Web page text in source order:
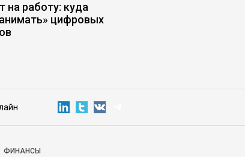
на работу: куда
цифровых
ФИНАНСЫ